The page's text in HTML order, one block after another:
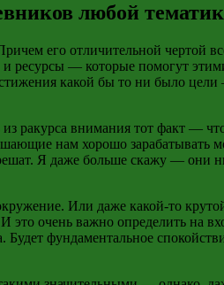
любой
его отличительной чертой
и ресурсы — которые помогут
какой бы то ни было
ракурса внимания тот факт —
нам хорошо зарабатывать
Я даже больше скажу —
Или даже какой-то
очень важно определить на в
фундаментальное